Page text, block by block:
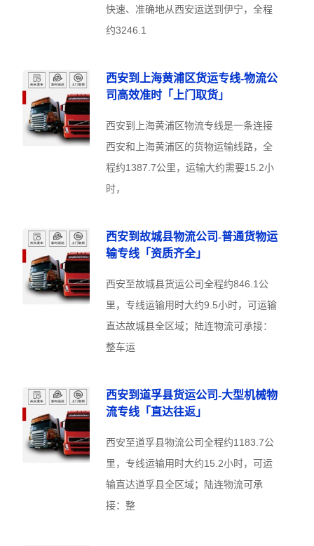
快速、准确地从西安运送到伊宁，全程
约3246.1
西安到上海黄浦区货运专线-物流公
司高效准时「上门取货」
西安到上海黄浦区物流专线是一条连接
西安和上海黄浦区的货物运输线路，全
程约1387.7公里，运输大约需要15.2小
时，
西安到故城县物流公司-普通货物运
输专线「资质齐全」
西安至故城县货运公司全程约846.1公
里，专线运输用时大约9.5小时，可运输
直达故城县全区域；陆连物流可承接：
整车运
西安到道孚县货运公司-大型机械物
流专线「直达往返」
西安至道孚县物流公司全程约1183.7公
里，专线运输用时大约15.2小时，可运
输直达道孚县全区域；陆连物流可承
接：整